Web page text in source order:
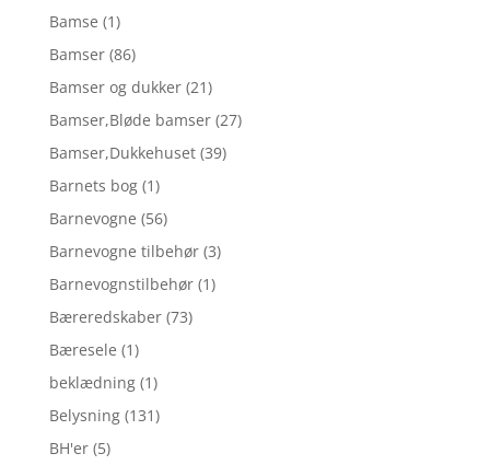
Bamse (1)
Bamser (86)
Bamser og dukker (21)
Bamser,Bløde bamser (27)
Bamser,Dukkehuset (39)
Barnets bog (1)
Barnevogne (56)
Barnevogne tilbehør (3)
Barnevognstilbehør (1)
Bæreredskaber (73)
Bæresele (1)
beklædning (1)
Belysning (131)
BH'er (5)